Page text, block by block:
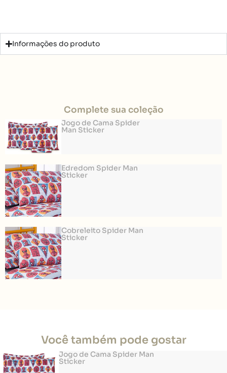
Informações do produto
Complete sua coleção
Jogo de Cama Spider
Man Sticker
Edredom Spider Man
Sticker
Cobreleito Spider Man
Sticker
Você também pode gostar
Jogo de Cama Spider Man
Sticker